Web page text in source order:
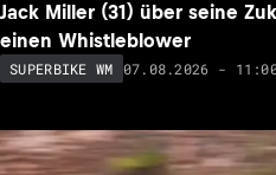
Jack Miller (31) über seine
einen Whistleblower
SUPERBIKE WM 07.08.2026 -